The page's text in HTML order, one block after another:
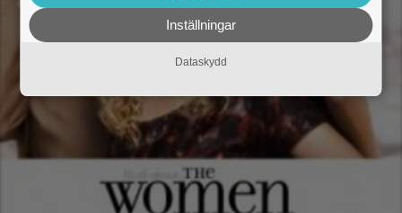
Inställningar
Dataskydd